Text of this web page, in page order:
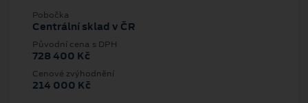
Pobočka
Centrální sklad v ČR
Původní cena s DPH
728 400 Kč
Cenové zvýhodnění
214 000 Kč